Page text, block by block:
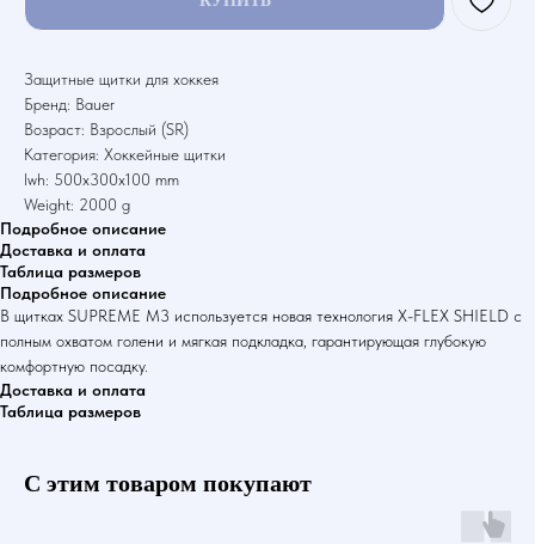
Защитные щитки для хоккея
Бренд: Bauer
Возраст: Взрослый (SR)
Категория: Хоккейные щитки
lwh: 500x300x100 mm
Weight: 2000 g
Подробное описание
Доставка и оплата
Таблица размеров
Подробное описание
В щитках SUPREME M3 используется новая технология X-FLEX SHIELD с
полным охватом голени и мягкая подкладка, гарантирующая глубокую
комфортную посадку.
Доставка и оплата
Таблица размеров
С этим товаром покупают